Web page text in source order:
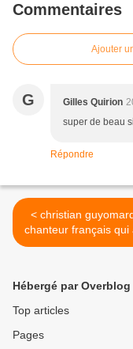
Commentaires
Ajouter
G Gilles Quirion
super de beau
Répondre
< christian guyomard, un
chanteur français qui
une carrière
Hébergé par Overblog
Top articles
Pages